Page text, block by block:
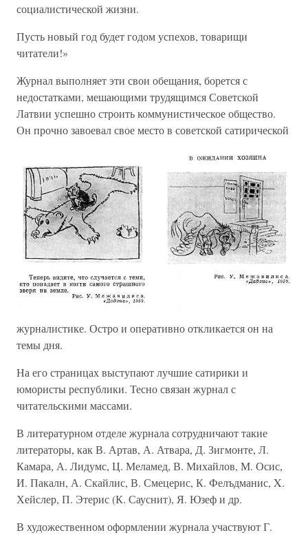
социалистической жизни.
Пусть новый год будет годом успехов, товарищи
читатели!»
Журнал выполняет эти свои обещания, борется с
недостатками, мешающими трудящимся Советской
Латвии успешно строить коммунистическое общество.
Он прочно завоевал свое место в советской сатирической
журналистике. Остро и оперативно откликается он на
темы дня.
На его страницах выступают лучшие сатирики и
юмористы республики. Тесно связан журнал с
читательскими массами.
В литературном отделе журнала сотрудничают такие
литераторы, как В. Артав, А. Атвара, Д. Зигмонте, Л.
Камара, А. Лидумс, Ц. Меламед, В. Михайлов, М. Осис,
И. Пакалн, А. Скайлис, В. Смецерис, К. Фелъдманис, X.
Хейслер, П. Этерис (К. Сауснит), Я. Юзеф и др.
В художественном оформлении журнала участвуют Г.